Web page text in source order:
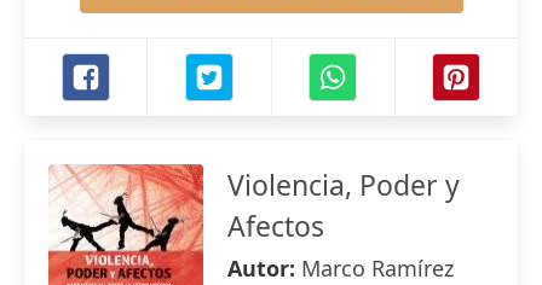
Violencia, Poder y
Afectos
Autor: Marco Ramírez